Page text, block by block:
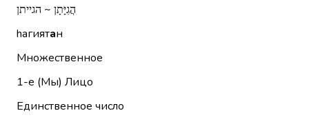
הֲגִיָּתָן ~ הגייתן
hагиятан
Множественное
1-е (Мы) Лицо
Единственное число